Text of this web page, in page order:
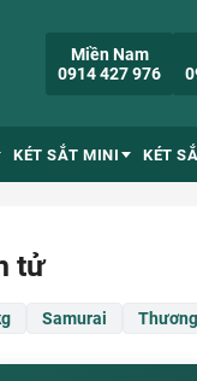
Miền Nam
0914 427 976
KÉT SẮT MINI KÉT
tử
Samurai